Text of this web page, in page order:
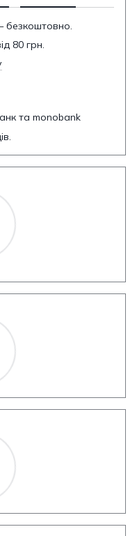
безкоштовно.
80 грн.
та monobank